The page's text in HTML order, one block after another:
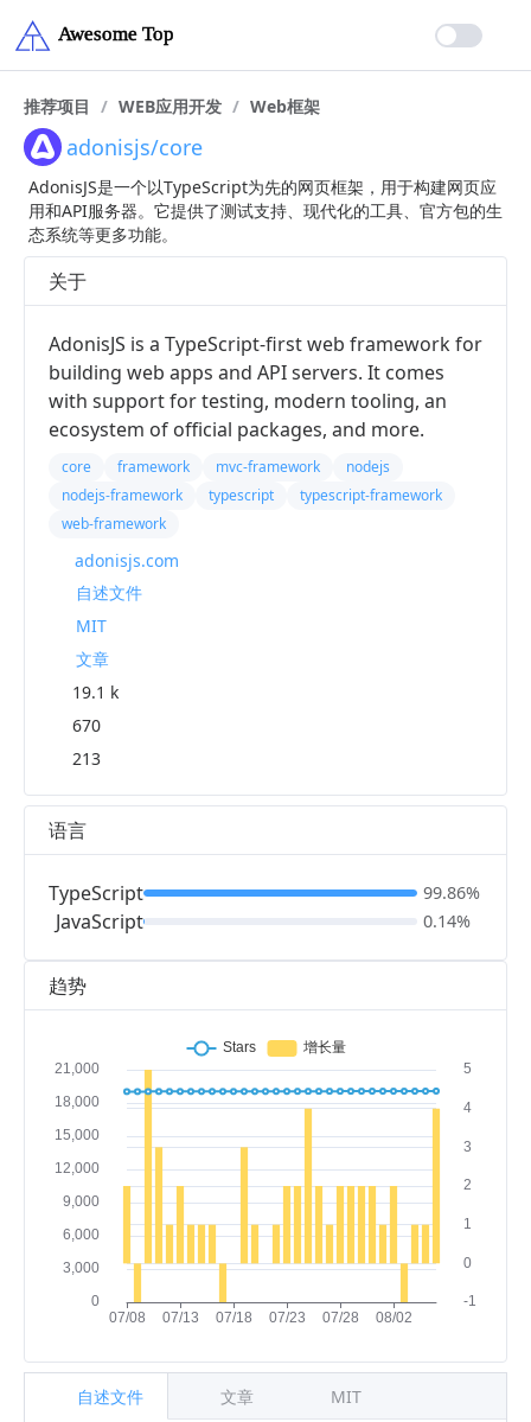
推荐项目 / WEB应用开发 / Web框架
adonisjs/core
AdonisJS是一个以TypeScript为先的网页框架，用于构建网页应
用和API服务器。它提供了测试支持、现代化的工具、官方包的生
态系统等更多功能。
趋势
自述文件 文章 MIT
关于
AdonisJS is a TypeScript-first web framework for
building web apps and API servers. It comes
with support for testing, modern tooling, an
ecosystem of official packages, and more.
core framework mvc-framework
nodejs
nodejs-framework
typescript
typescript-framework
web-framework
adonisjs.com
自述文件
MIT
文章
19.1 k
670
213
语言
TypeScript
JavaScript
99.86%
0.14%